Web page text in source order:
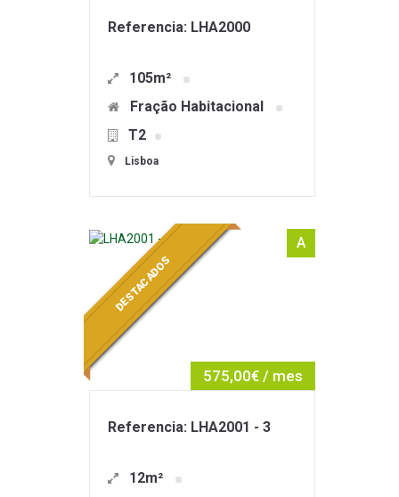
Referencia: LHA2000
105m²
Fração Habitacional
T2
Lisboa
A
575,00€ / mes
DESTACADOS
Referencia: LHA2001 - 3
12m²